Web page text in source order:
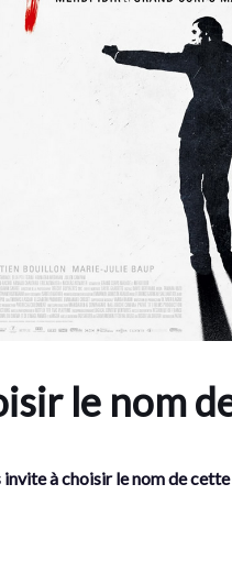
le nom
invite à choisir le nom de